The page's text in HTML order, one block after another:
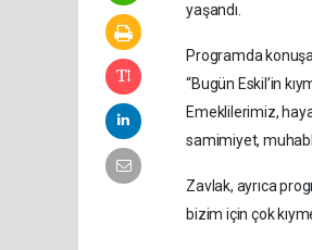
yaşandı.
Programda
“Bugün Eskil’in
Emeklilerimiz,
samimiyet,
Zavlak, ayrıca
bizim için çok